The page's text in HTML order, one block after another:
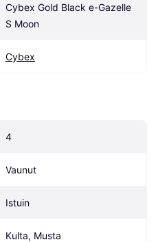
Cybex Gold Black e-Gazelle
S Moon
Cybex
4
Vaunut
Istuin
Kulta, Musta